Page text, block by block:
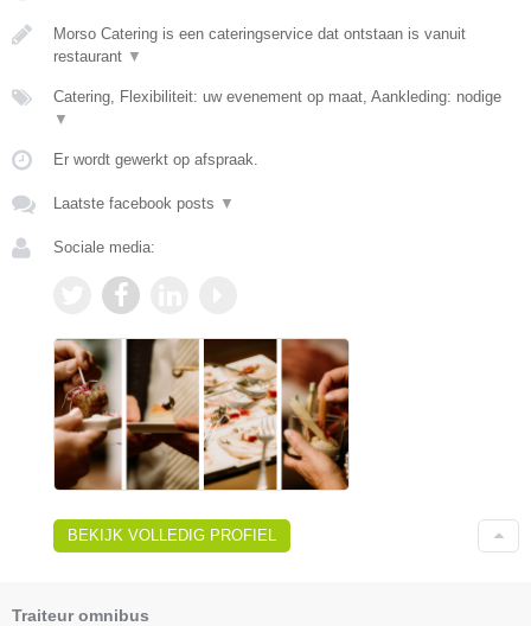
Morso Catering is een cateringservice dat ontstaan is vanuit
restaurant ▼
Catering, Flexibiliteit: uw evenement op maat, Aankleding: nodige
▼
Er wordt gewerkt op afspraak.
Laatste facebook posts ▼
Sociale media:
BEKIJK VOLLEDIG PROFIEL
Traiteur omnibus